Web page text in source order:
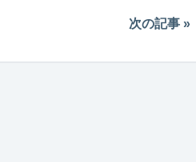
次の記事 »